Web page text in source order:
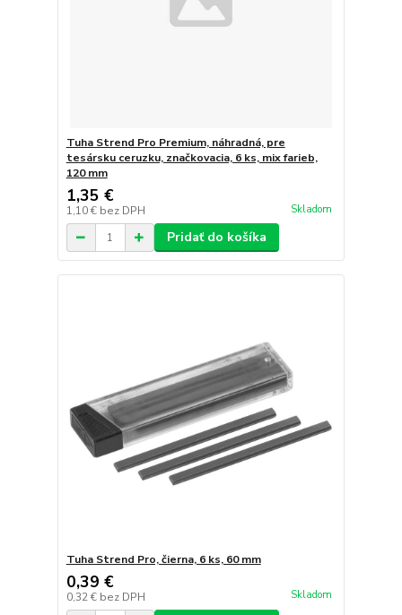
Tuha Strend Pro Premium, náhradná, pre
tesársku ceruzku, značkovacia, 6 ks, mix farieb,
120 mm
1,35 €
1,10 € bez DPH Skladom
Pridať do košíka
Tuha Strend Pro, čierna, 6 ks, 60 mm
0,39 €
0,32 € bez DPH Skladom